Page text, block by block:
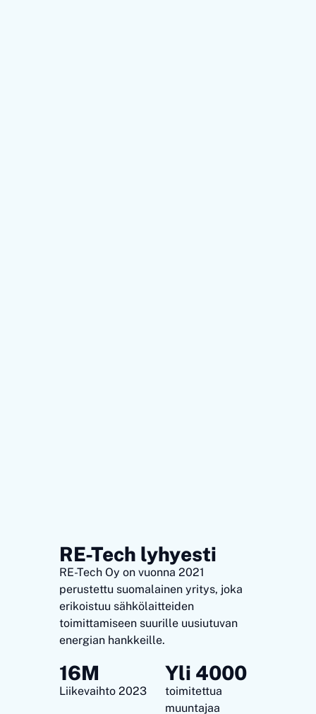
RE-Tech lyhyesti
RE-Tech Oy on vuonna 2021
perustettu suomalainen yritys, joka
erikoistuu sähkölaitteiden
toimittamiseen suurille uusiutuvan
energian hankkeille.
16M
Liikevaihto 2023
Yli 4000
toimitettua
muuntajaa